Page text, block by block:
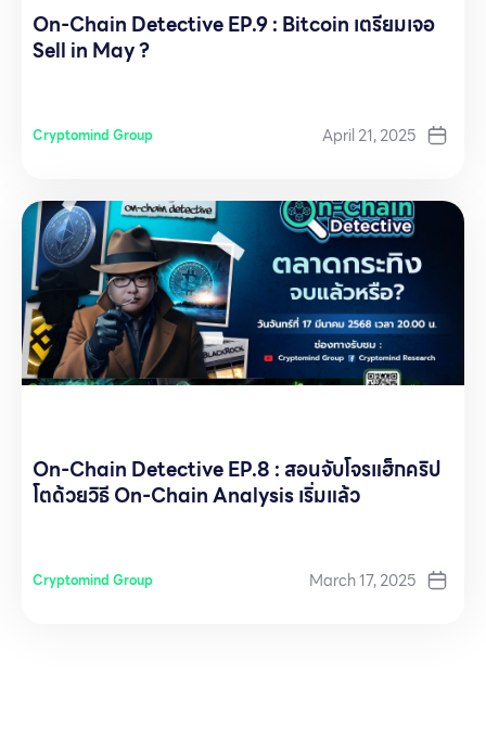
On-Chain Detective EP.9 : Bitcoin เตรียมเจอ
Sell in May ?
Cryptomind Group April 21, 2025
On-Chain Detective EP.8 : สอนจับโจรแฮ็กคริป
โตด้วยวิธี On-Chain Analysis เริ่มแล้ว
Cryptomind Group March 17, 2025